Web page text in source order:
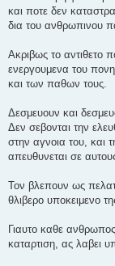
και ποτε δεν
δια του ανθρωπινου
Ακριβως το αντιθετο
ενεργουμενα του
και των παθων τους.
Δεσμευουν και
Δεν σεβονται την
στην αγνοια του, και
απευθυνεται σε
Τον βλεπουν ως
θλιβερο υποκειμενο
Γιαυτο καθε
καταρτιση, ας λαβει